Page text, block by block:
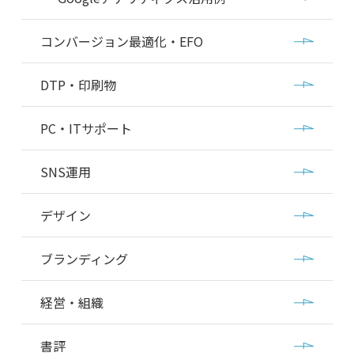
コンバージョン最適化・EFO
DTP・印刷物
PC・ITサポート
SNS運用
デザイン
ブランディング
経営・組織
書評